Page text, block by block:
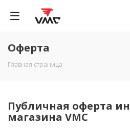
Оферта
Главная страница
Публичная оферта
магазина VMC